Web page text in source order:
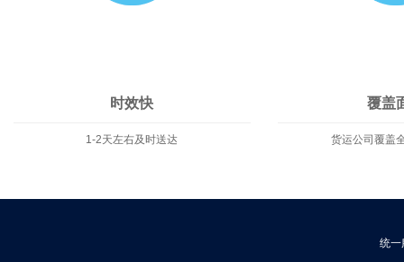
时效快
1-2天左右及时送达
覆盖
货运公司覆盖
统